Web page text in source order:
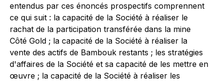
entendus par ces énoncés prospectifs comprennent
ce qui suit : la capacité de la Société à réaliser le
rachat de la participation transférée dans la mine
Côté Gold ; la capacité de la Société à réaliser la
vente des actifs de Bambouk restants ; les stratégies
d'affaires de la Société et sa capacité de les mettre en
œuvre ; la capacité de la Société à réaliser les